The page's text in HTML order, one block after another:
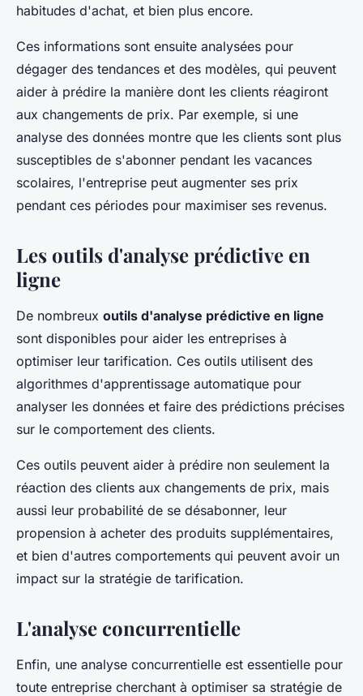
habitudes d'achat, et bien plus encore.
Ces informations sont ensuite analysées pour
dégager des tendances et des modèles, qui peuvent
aider à prédire la manière dont les clients réagiront
aux changements de prix. Par exemple, si une
analyse des données montre que les clients sont plus
susceptibles de s'abonner pendant les vacances
scolaires, l'entreprise peut augmenter ses prix
pendant ces périodes pour maximiser ses revenus.
Les outils d'analyse prédictive en
ligne
De nombreux outils d'analyse prédictive en ligne
sont disponibles pour aider les entreprises à
optimiser leur tarification. Ces outils utilisent des
algorithmes d'apprentissage automatique pour
analyser les données et faire des prédictions précises
sur le comportement des clients.
Ces outils peuvent aider à prédire non seulement la
réaction des clients aux changements de prix, mais
aussi leur probabilité de se désabonner, leur
propension à acheter des produits supplémentaires,
et bien d'autres comportements qui peuvent avoir un
impact sur la stratégie de tarification.
L'analyse concurrentielle
Enfin, une analyse concurrentielle est essentielle pour
toute entreprise cherchant à optimiser sa stratégie de